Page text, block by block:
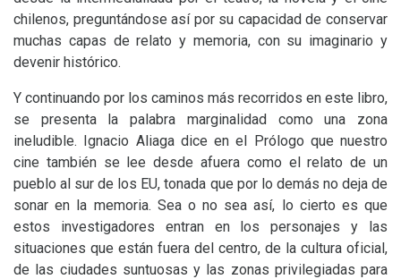
chilenos, preguntándose así por su capacidad de conservar
muchas capas de relato y memoria, con su imaginario y
devenir histórico.
Y continuando por los caminos más recorridos en este libro,
se presenta la palabra marginalidad como una zona
ineludible. Ignacio Aliaga dice en el Prólogo que nuestro
cine también se lee desde afuera como el relato de un
pueblo al sur de los EU, tonada que por lo demás no deja de
sonar en la memoria. Sea o no sea así, lo cierto es que
estos investigadores entran en los personajes y las
situaciones que están fuera del centro, de la cultura oficial,
de las ciudades suntuosas y las zonas privilegiadas para